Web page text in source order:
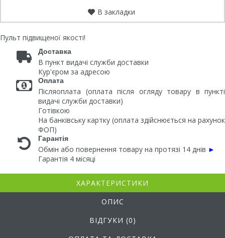
В закладки
Пульт підвищеної якості!
Доставка
В пункт видачі служби доставки
Кур'єром за адресою
Оплата
Післяоплата (оплата після огляду товару в пункті
видачі служби доставки)
Готівкою
На банківську картку (оплата здійснюється на рахунок
ФОП)
Гарантія
Обмін або повернення товару на протязі 14 днів ►
Гарантія 4 місяці
ХАРАКТЕРИСТИКИ
ОПИС
ВІДГУКИ (0)